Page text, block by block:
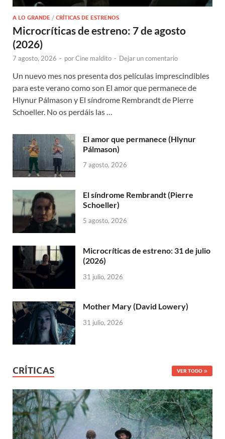
A LO GRANDE / CRÍTICAS DE ESTRENOS
Microcríticas de estreno: 7 de agosto
(2026)
7 agosto, 2026 - porCine maldito - Dejar un comentario
Un nuevo mes nos presenta dos películas imprescindibles
para este verano como son El amor que permanece de
Hlynur Pálmason y El síndrome Rembrandt de Pierre
Schoeller. No os perdáis las …
El amor que permanece (Hlynur
Pálmason)
7 agosto, 2026
El síndrome Rembrandt (Pierre
Schoeller)
5 agosto, 2026
Microcríticas de estreno: 31 de julio
(2026)
31 julio, 2026
Mother Mary (David Lowery)
31 julio, 2026
CRÍTICAS VER TODO